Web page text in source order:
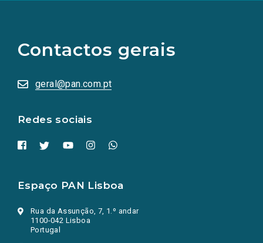
Contactos gerais
geral@pan.com.pt
Redes sociais
redes
sociais
numa
nova
Espaço PAN Lisboa
Rua da Assunção, 7, 1.º andar
1100-042 Lisboa
Portugal